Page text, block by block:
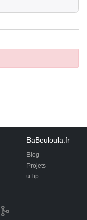
BaBeuloula.fr
Blog
Projets
uTip